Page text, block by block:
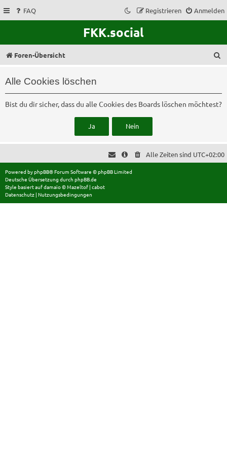
FAQ Anmelden
Registrieren
FKK.social
Foren-Übersicht
Alle Cookies löschen
Bist du dir sicher, dass du alle Cookies des Boards löschen möchtest?
Alle Zeiten sind UTC+02:00
Powered byphpBB® Forum Software © phpBB Limited
Deutsche Übersetzung durch phpBB.de
Style basiert aufdamaïo ©Mazeltof | cabot
Datenschutz | Nutzungsbedingungen